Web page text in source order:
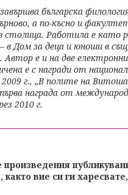
българска
а по-късно и
столица. Работила е като
в Дом за деца и юноши в
е и на две
е с награди от
г., „В полите на
награда от
2010 г.
както вие си ги